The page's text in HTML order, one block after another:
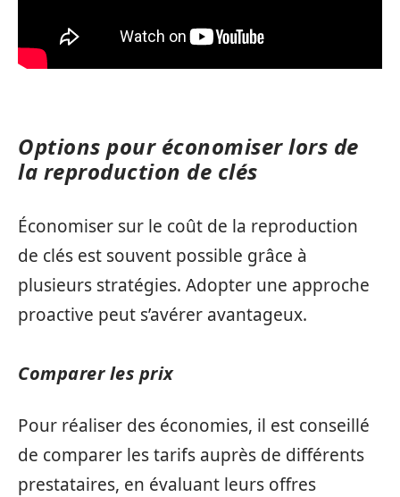
Options pour économiser lors de
la reproduction de clés
Économiser sur le coût de la reproduction
de clés est souvent possible grâce à
plusieurs stratégies. Adopter une approche
proactive peut s’avérer avantageux.
Comparer les prix
Pour réaliser des économies, il est conseillé
de comparer les tarifs auprès de différents
prestataires, en évaluant leurs offres